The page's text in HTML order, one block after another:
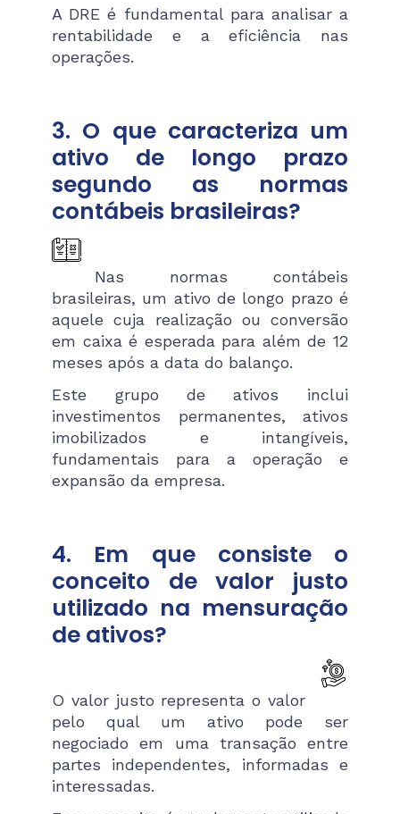
A DRE é fundamental para analisar a
rentabilidade e a eficiência nas
operações​.
3. O que caracteriza um
ativo de longo prazo
segundo as normas
contábeis brasileiras?
Nas normas contábeis
brasileiras, um ativo de longo prazo é
aquele cuja realização ou conversão
em caixa é esperada para além de 12
meses após a data do balanço.
Este grupo de ativos inclui
investimentos permanentes, ativos
imobilizados e intangíveis,
fundamentais para a operação e
expansão da empresa​​.
4. Em que consiste o
conceito de valor justo
utilizado na mensuração
de ativos?
O valor justo representa o valor
pelo qual um ativo pode ser
negociado em uma transação entre
partes independentes, informadas e
interessadas.